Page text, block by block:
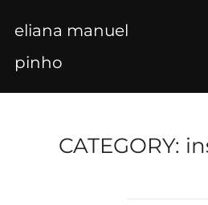
content
eliana manuel
pinho
CATEGORY: